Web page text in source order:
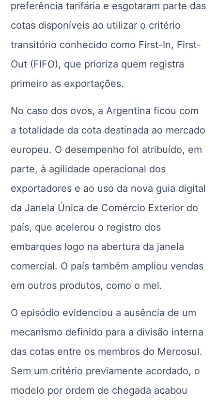
preferência tarifária e esgotaram parte das
cotas disponíveis ao utilizar o critério
transitório conhecido como First-In, First-
Out (FIFO), que prioriza quem registra
primeiro as exportações.
No caso dos ovos, a Argentina ficou com
a totalidade da cota destinada ao mercado
europeu. O desempenho foi atribuído, em
parte, à agilidade operacional dos
exportadores e ao uso da nova guia digital
da Janela Única de Comércio Exterior do
país, que acelerou o registro dos
embarques logo na abertura da janela
comercial. O país também ampliou vendas
em outros produtos, como o mel.
O episódio evidenciou a ausência de um
mecanismo definido para a divisão interna
das cotas entre os membros do Mercosul.
Sem um critério previamente acordado, o
modelo por ordem de chegada acabou